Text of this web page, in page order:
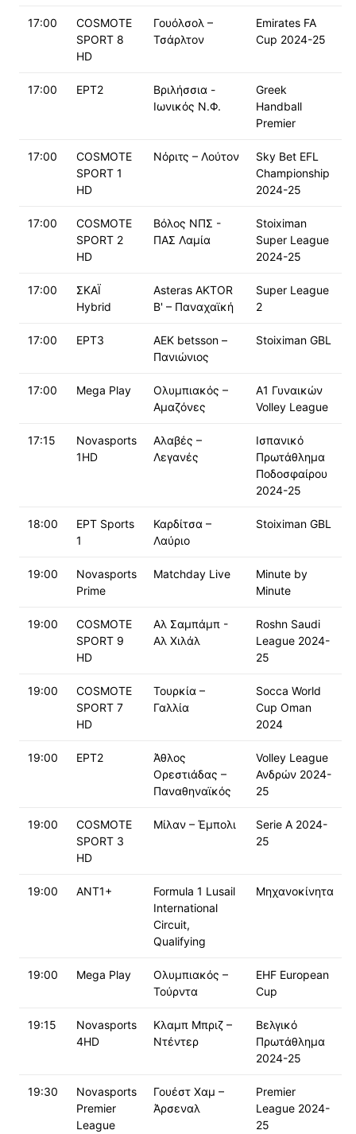
17:00
COSMOTE
SPORT 8
HD
Γουόλσολ –
Τσάρλτον
Emirates FA
Cup 2024-25
17:00 ΕΡΤ2
Βριλήσσια -
Ιωνικός Ν.Φ.
Greek
Handball
Premier
17:00
COSMOTE
SPORT 1
HD
Νόριτς – Λούτον
Sky Bet EFL
Championship
2024-25
17:00
COSMOTE
SPORT 2
HD
Βόλος ΝΠΣ -
ΠΑΣ Λαμία
Stoiximan
Super League
2024-25
17:00
ΣΚΑΪ
Hybrid
Asteras AKTOR
Β' – Παναχαϊκή
Super League
2
17:00 ΕΡΤ3
ΑΕΚ betsson –
Πανιώνιος
Stoiximan GBL
17:00 Mega Play
Ολυμπιακός –
Αμαζόνες
Α1 Γυναικών
Volley League
17:15
Novasports
1HD
Αλαβές –
Λεγανές
Ισπανικό
Πρωτάθλημα
Ποδοσφαίρου
2024-25
18:00
ΕΡΤ Sports
1
Καρδίτσα –
Λαύριο
Stoiximan GBL
19:00
Novasports
Prime
Matchday Live
Minute by
Minute
19:00
COSMOTE
SPORT 9
HD
Αλ Σαμπάμπ -
Αλ Χιλάλ
Roshn Saudi
League 2024-
25
19:00
COSMOTE
SPORT 7
HD
Τουρκία –
Γαλλία
Socca World
Cup Oman
2024
19:00 ΕΡΤ2
Άθλος
Ορεστιάδας –
Παναθηναϊκός
Volley League
Ανδρών 2024-
25
19:00
COSMOTE
SPORT 3
HD
Μίλαν – Έμπολι
Serie A 2024-
25
19:00 ΑΝΤ1+
Formula 1 Lusail
International
Circuit,
Qualifying
Μηχανοκίνητα
19:00 Mega Play
Ολυμπιακός –
Τούρντα
EHF European
Cup
19:15
Novasports
4HD
Κλαμπ Μπριζ –
Ντέντερ
Βελγικό
Πρωτάθλημα
2024-25
19:30
Novasports
Premier
League
Γουέστ Χαμ –
Άρσεναλ
Premier
League 2024-
25